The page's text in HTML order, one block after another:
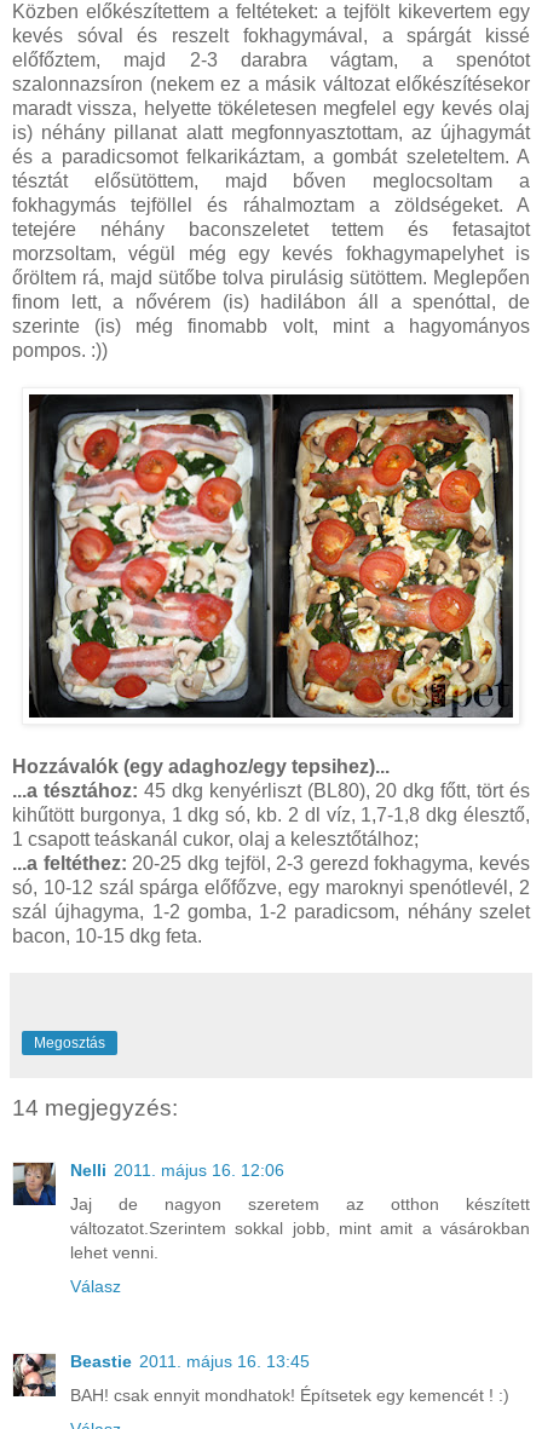
Közben előkészítettem a feltéteket: a tejfölt kikevertem egy
kevés sóval és reszelt fokhagymával, a spárgát kissé
előfőztem, majd 2-3 darabra vágtam, a spenótot
szalonnazsíron (nekem ez a másik változat előkészítésekor
maradt vissza, helyette tökéletesen megfelel egy kevés olaj
is) néhány pillanat alatt megfonnyasztottam, az újhagymát
és a paradicsomot felkarikáztam, a gombát szeleteltem. A
tésztát elősütöttem, majd bőven meglocsoltam a
fokhagymás tejföllel és ráhalmoztam a zöldségeket. A
tetejére néhány baconszeletet tettem és fetasajtot
morzsoltam, végül még egy kevés fokhagymapelyhet is
őröltem rá, majd sütőbe tolva pirulásig sütöttem. Meglepően
finom lett, a nővérem (is) hadilábon áll a spenóttal, de
szerinte (is) még finomabb volt, mint a hagyományos
pompos. :))
Hozzávalók (egy adaghoz/egy tepsihez)...
...a tésztához: 45 dkg kenyérliszt (BL80), 20 dkg főtt, tört és
kihűtött burgonya, 1 dkg só, kb. 2 dl víz, 1,7-1,8 dkg élesztő,
1 csapott teáskanál cukor, olaj a kelesztőtálhoz;
...a feltéthez: 20-25 dkg tejföl, 2-3 gerezd fokhagyma, kevés
só, 10-12 szál spárga előfőzve, egy maroknyi spenótlevél, 2
szál újhagyma, 1-2 gomba, 1-2 paradicsom, néhány szelet
bacon, 10-15 dkg feta.
Megosztás
14 megjegyzés:
Nelli 2011. május 16. 12:06
Jaj de nagyon szeretem az otthon készített
változatot.Szerintem sokkal jobb, mint amit a vásárokban
lehet venni.
Válasz
Beastie 2011. május 16. 13:45
BAH! csak ennyit mondhatok! Építsetek egy kemencét ! :)